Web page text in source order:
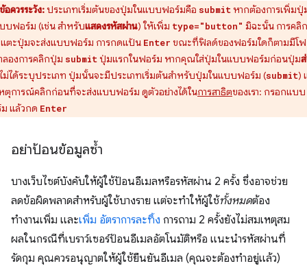
ข้อควรระวัง:ประเภทเริ่มต้นของปุ่มในแบบฟอร์มคือ submitหากต้องการเพิ่ม
บฟอร์ม (เช่น สำหรับแสดงรหัสผ่าน) ให้เพิ่ม type="button" มิฉะนั้น การคลิก
ตะปุ่มจะส่งแบบฟอร์ม การกดแป้น Enter ขณะที่ฟิลด์ของฟอร์มใดก็ตามมีโ
ลองการคลิกปุ่ม submitปุ่มแรกในฟอร์ม หากคุณใส่ปุ่มในแบบฟอร์มก่อนปุ่ม
ม่ได้ระบุประเภท ปุ่มนั้นจะมีประเภทเริ่มต้นสำหรับปุ่มในแบบฟอร์ม (submit)
ตุการณ์คลิกก่อนที่จะส่งแบบฟอร์ม ดูตัวอย่างได้ในการสาธิตของเรา: กรอกแบบ
แล้วกด Enter
อย่าป้อนข้อมูลซ้ำ
บางเว็บไซต์บังคับให้ผู้ใช้ป้อนอีเมลหรือรหัสผ่าน 2 ครั้ง ซึ่งอาจช่วย
ลดข้อผิดพลาดสำหรับผู้ใช้บางราย แต่จะทำให้ผู้ใช้ทั้งหมดต้อง
ทำงานเพิ่ม และเพิ่ม อัตราการละทิ้ง การถาม 2 ครั้งยังไม่สมเหตุสม
ผลในกรณีที่เบราว์เซอร์ป้อนอีเมลอัตโนมัติหรือ แนะนำรหัสผ่านที่
รัดกุม คุณควรอนุญาตให้ผู้ใช้ยืนยันอีเมล (คุณจะต้องทำอยู่แล้ว)